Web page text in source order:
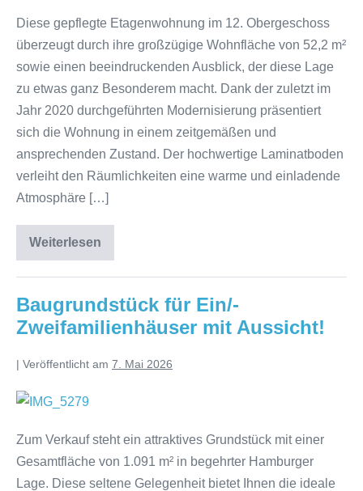
Diese gepflegte Etagenwohnung im 12. Obergeschoss
überzeugt durch ihre großzügige Wohnfläche von 52,2 m²
sowie einen beeindruckenden Ausblick, der diese Lage
zu etwas ganz Besonderem macht. Dank der zuletzt im
Jahr 2020 durchgeführten Modernisierung präsentiert
sich die Wohnung in einem zeitgemäßen und
ansprechenden Zustand. Der hochwertige Laminatboden
verleiht den Räumlichkeiten eine warme und einladende
Atmosphäre […]
Weiterlesen
Baugrundstück für Ein/-
Zweifamilienhäuser mit Aussicht!
| Veröffentlicht am 7. Mai 2026
Zum Verkauf steht ein attraktives Grundstück mit einer
Gesamtfläche von 1.091 m² in begehrter Hamburger
Lage. Diese seltene Gelegenheit bietet Ihnen die ideale